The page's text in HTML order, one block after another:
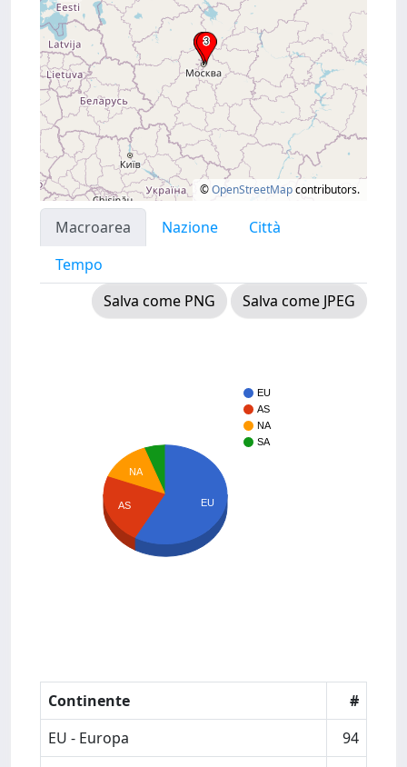
©OpenStreetMapcontributors.
Macroarea Nazione
Città
Tempo
Salva come PNG
Salva come JPEG
EU
AS
NA
SA
NA
AS EU
Continente
#
EU - Europa
94